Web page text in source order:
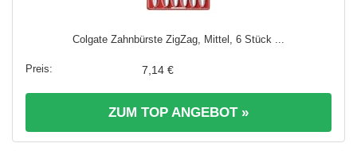
Colgate Zahnbürste ZigZag, Mittel, 6 Stück ...
7,14 €
ZUM TOP ANGEBOT »